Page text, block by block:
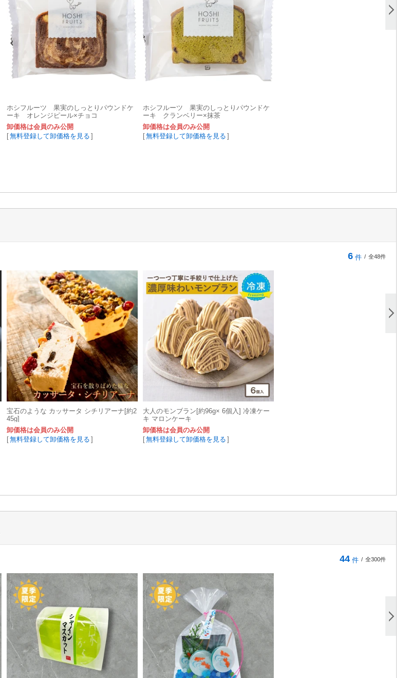
ホシフルーツ 果実のしっとりパウンドケ
ーキ オレンジピール×チョコ
卸価格は会員のみ公開
[無料登録して卸価格を見る ]
ホシフルーツ 果実のしっとりパウンドケ
ーキ クランベリー×抹茶
卸価格は会員のみ公開
[無料登録して卸価格を見る ]
6 件 / 全48件
宝石のような カッサータ シチリアーナ[約2
45g]
卸価格は会員のみ公開
[無料登録して卸価格を見る ]
大人のモンブラン[約96g× 6個入] 冷凍ケー
キ マロンケーキ
卸価格は会員のみ公開
[無料登録して卸価格を見る ]
44 件 / 全300件